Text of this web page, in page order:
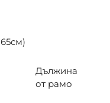
Дължина
от рамо